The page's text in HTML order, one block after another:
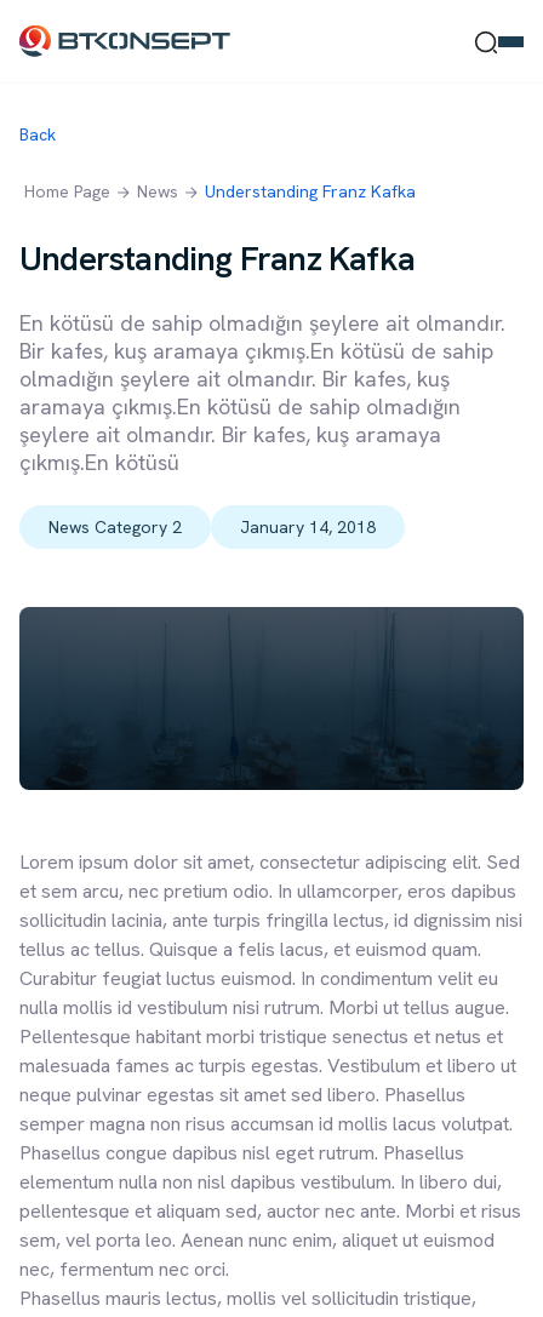
Ara Kapat
Home Page News Understanding Franz Kafka
Back
Understanding Franz Kafka
En kötüsü de sahip olmadığın şeylere ait olmandır.
Bir kafes, kuş aramaya çıkmış.En kötüsü de sahip
olmadığın şeylere ait olmandır. Bir kafes, kuş
aramaya çıkmış.En kötüsü de sahip olmadığın
şeylere ait olmandır. Bir kafes, kuş aramaya
çıkmış.En kötüsü
News Category 2 January 14, 2018
Lorem ipsum dolor sit amet, consectetur adipiscing elit. Sed
et sem arcu, nec pretium odio. In ullamcorper, eros dapibus
sollicitudin lacinia, ante turpis fringilla lectus, id dignissim nisi
tellus ac tellus. Quisque a felis lacus, et euismod quam.
Curabitur feugiat luctus euismod. In condimentum velit eu
nulla mollis id vestibulum nisi rutrum. Morbi ut tellus augue.
Pellentesque habitant morbi tristique senectus et netus et
malesuada fames ac turpis egestas. Vestibulum et libero ut
neque pulvinar egestas sit amet sed libero. Phasellus
semper magna non risus accumsan id mollis lacus volutpat.
Phasellus congue dapibus nisl eget rutrum. Phasellus
elementum nulla non nisl dapibus vestibulum. In libero dui,
pellentesque et aliquam sed, auctor nec ante. Morbi et risus
sem, vel porta leo. Aenean nunc enim, aliquet ut euismod
nec, fermentum nec orci.
Phasellus mauris lectus, mollis vel sollicitudin tristique,